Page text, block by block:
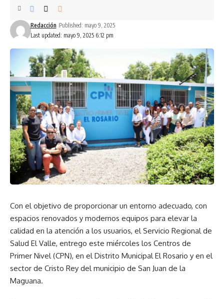
Last updated: mayo 9, 2025 6:12 pm
Redacción Published: mayo 9, 2025
Con el objetivo de proporcionar un entorno adecuado, con
espacios renovados y modernos equipos para elevar la
calidad en la atención a los usuarios, el Servicio Regional de
Salud El Valle, entrego este miércoles los Centros de
Primer Nivel (CPN), en el Distrito Municipal El Rosario y en el
sector de Cristo Rey del municipio de San Juan de la
Maguana.